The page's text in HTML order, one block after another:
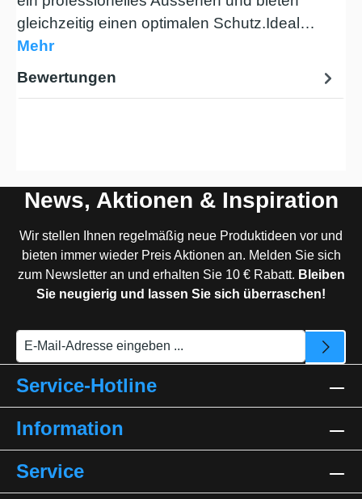
gleichzeitig einen optimalen Schutz.Ideal…
Mehr
Bewertungen
News, Aktionen & Inspiration
Wir stellen Ihnen regelmäßig neue Produktideen vor und
bieten immer wieder Preis Aktionen an. Melden Sie sich
zum Newsletter an und erhalten Sie 10 € Rabatt. Bleiben
Sie neugierig und lassen Sie sich überraschen!
Service-Hotline
Information
Service